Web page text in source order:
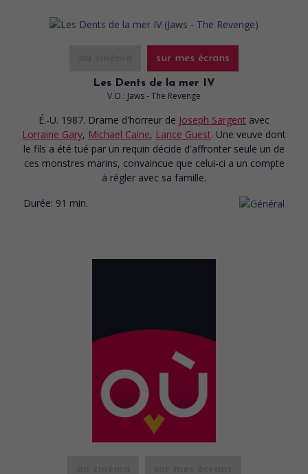
sur mes écrans
Les Dents de la mer IV
V.O.: Jaws - The Revenge
É.-U. 1987. Drame d'horreur de Joseph Sargent avec
Lorraine Gary, Michael Caine, Lance Guest. Une veuve dont
le fils a été tué par un requin décide d'affronter seule un de
ces monstres marins, convaincue que celui-ci a un compte
à régler avec sa famille.
Durée: 91 min.